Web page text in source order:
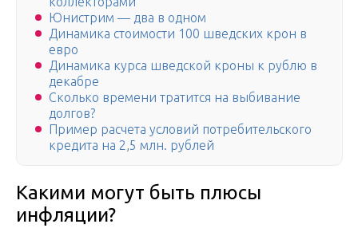
Юнистрим — два в одном
Динамика стоимости 100 шведских крон в
евро
Динамика курса шведской кроны к рублю в
декабре
Сколько времени тратится на выбивание
долгов?
Пример расчета условий потребительского
кредита на 2,5 млн. рублей
Какими могут быть плюсы
инфляции?